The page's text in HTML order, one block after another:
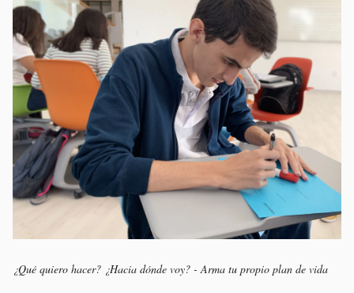
¿Qué quiero hacer? ¿Hacia dónde voy? - Arma tu propio plan de vida